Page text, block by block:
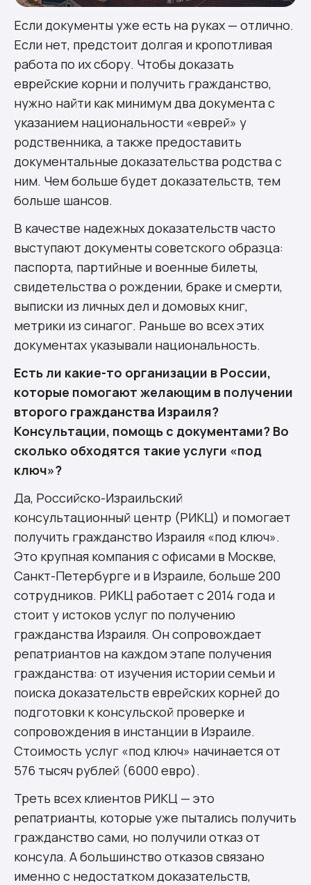
Если документы уже есть на руках — отлично.
Если нет, предстоит долгая и кропотливая
работа по их сбору. Чтобы доказать
еврейские корни и получить гражданство,
нужно найти как минимум два документа с
указанием национальности «еврей» у
родственника, а также предоставить
документальные доказательства родства с
ним. Чем больше будет доказательств, тем
больше шансов.
В качестве надежных доказательств часто
выступают документы советского образца:
паспорта, партийные и военные билеты,
свидетельства о рождении, браке и смерти,
выписки из личных дел и домовых книг,
метрики из синагог. Раньше во всех этих
документах указывали национальность.
Есть ли какие-то организации в России,
которые помогают желающим в получении
второго гражданства Израиля?
Консультации, помощь с документами? Во
сколько обходятся такие услуги «под
ключ»?
Да, Российско-Израильский
консультационный центр (РИКЦ) и помогает
получить гражданство Израиля «под ключ».
Это крупная компания с офисами в Москве,
Санкт-Петербурге и в Израиле, больше 200
сотрудников. РИКЦ работает с 2014 года и
стоит у истоков услуг по получению
гражданства Израиля. Он сопровождает
репатриантов на каждом этапе получения
гражданства: от изучения истории семьи и
поиска доказательств еврейских корней до
подготовки к консульской проверке и
сопровождения в инстанции в Израиле.
Стоимость услуг «под ключ» начинается от
576 тысяч рублей (6000 евро).
Треть всех клиентов РИКЦ — это
репатрианты, которые уже пытались получить
гражданство сами, но получили отказ от
консула. А большинство отказов связано
именно с недостатком доказательств,